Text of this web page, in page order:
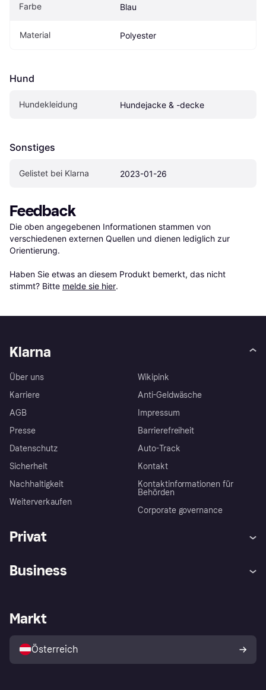
Farbe Blau
Material Polyester
Hund
Hundekleidung Hundejacke & -decke
Sonstiges
Gelistet bei Klarna 2023-01-26
Feedback
Die oben angegebenen Informationen stammen von
verschiedenen externen Quellen und dienen lediglich zur
Orientierung.
Haben Sie etwas an diesem Produkt bemerkt, das nicht
stimmt? Bitte melde sie hier.
Klarna
Über uns
Karriere
AGB
Presse
Datenschutz
Sicherheit
Nachhaltigkeit
Weiterverkaufen
Wikipink
Anti-Geldwäsche
Impressum
Barrierefreiheit
Auto-Track
Kontakt
Kontaktinformationen für
Behörden
Corporate governance
Privat
Shops entdecken
Business
Händlerportal
Markt
Österreich